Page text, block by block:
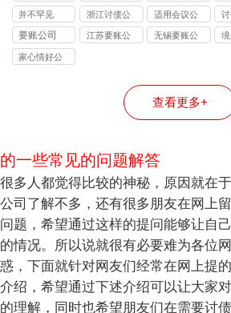
险提示：债
权人需警惕
的连带责任
债务类型：
个人债、企
业债、特殊
揭秘：
10%-40% 抽
成背后的逻
解
司
司
并不罕见
浙江讨债公
司
适用会议公
司
司
要账公司
江苏要账公
无锡要账公
家心情好公
查看更多+
的一些常见的问题解答
很多人都觉得比较的神秘，原因就在
公司了解不多，还有很多朋友在网上
问题，希望通过这样的提问能够让自
的情况。所以说就很有必要难为各位
惑，下面就针对网友们经常在网上提
介绍，希望通过下述介绍可以让大家
的理解，同时也希望朋友们在需要讨